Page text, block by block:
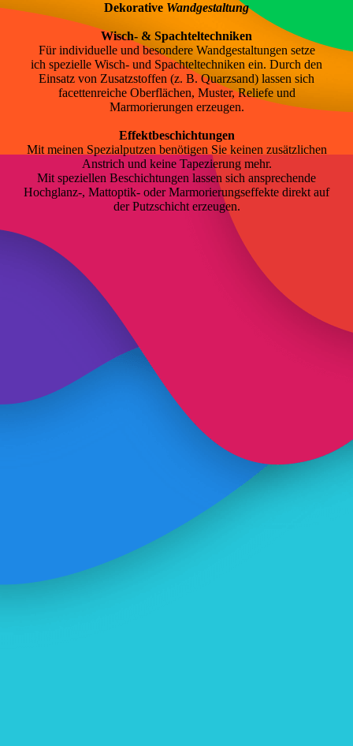
Dekorative Wandgestaltung
Wisch- & Spachteltechniken
Für individuelle und besondere Wandgestaltungen setze
ich spezielle Wisch- und Spachteltechniken ein. Durch den
Einsatz von Zusatzstoffen (z. B. Quarzsand) lassen sich
facettenreiche Oberflächen, Muster, Reliefe und
Marmorierungen erzeugen.
Effektbeschichtungen
Mit meinen Spezialputzen benötigen Sie keinen zusätzlichen
Anstrich und keine Tapezierung mehr.
Mit speziellen Beschichtungen lassen sich ansprechende
Hochglanz-, Mattoptik- oder Marmorierungseffekte direkt auf
der Putzschicht erzeugen.